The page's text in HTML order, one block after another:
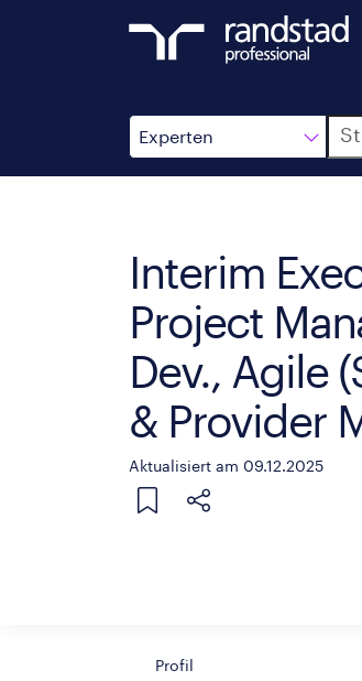
Experten
Suche
Interim
Project
Dev., Agile
& Provider
Aktualisiert am 09.12.2025
Profil